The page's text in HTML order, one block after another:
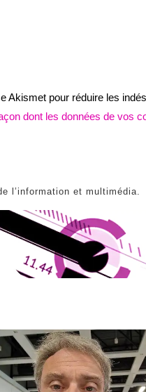
Akismet pour réduire les
dont les données de vos
l’information et multimédia.